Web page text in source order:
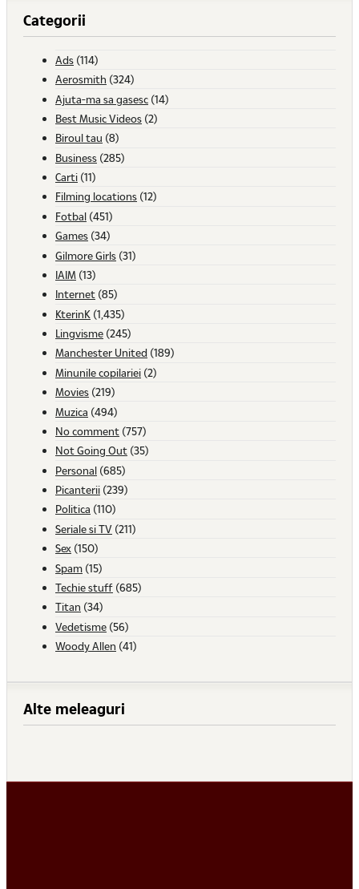
Categorii
Ads (114)
Aerosmith (324)
Ajuta-ma sa gasesc (14)
Best Music Videos (2)
Biroul tau (8)
Business (285)
Carti (11)
Filming locations (12)
Fotbal (451)
Games (34)
Gilmore Girls (31)
IAIM (13)
Internet (85)
KterinK (1,435)
Lingvisme (245)
Manchester United (189)
Minunile copilariei (2)
Movies (219)
Muzica (494)
No comment (757)
Not Going Out (35)
Personal (685)
Picanterii (239)
Politica (110)
Seriale si TV (211)
Sex (150)
Spam (15)
Techie stuff (685)
Titan (34)
Vedetisme (56)
Woody Allen (41)
Alte meleaguri